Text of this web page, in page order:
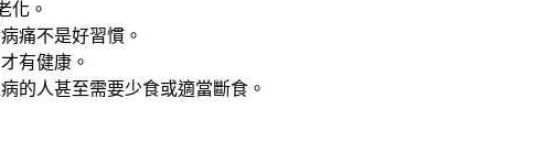
化。
痛不是好習慣。
有健康。
的人甚至需要少食或適當斷食。